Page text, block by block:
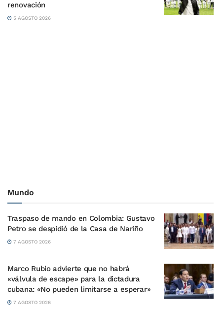
renovación
5 AGOSTO 2026
Mundo
Traspaso de mando en Colombia: Gustavo
Petro se despidió de la Casa de Nariño
7 AGOSTO 2026
Marco Rubio advierte que no habrá
«válvula de escape» para la dictadura
cubana: «No pueden limitarse a esperar»
7 AGOSTO 2026